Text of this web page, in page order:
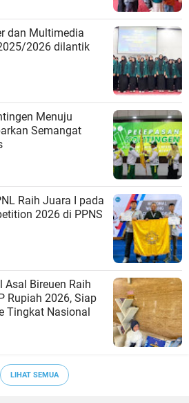
dan Multimedia
2025/2026 dilantik
Menuju
Semangat
Raih Juara I pada
2026 di PPNS
Bireuen Raih
Rupiah 2026, Siap
Tingkat Nasional
LIHAT SEMUA